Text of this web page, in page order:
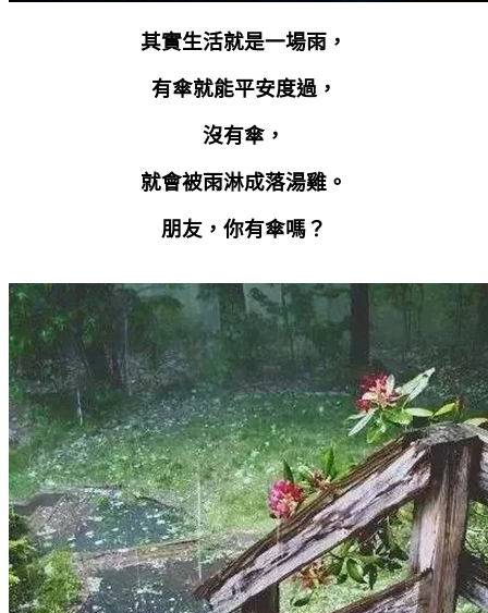
其實生活就是一場雨，
有傘就能平安度過，
沒有傘，
就會被雨淋成落湯雞。
朋友，你有傘嗎？